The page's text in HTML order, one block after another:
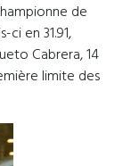
de
en 31.91,
Cabrera, 14
limite des